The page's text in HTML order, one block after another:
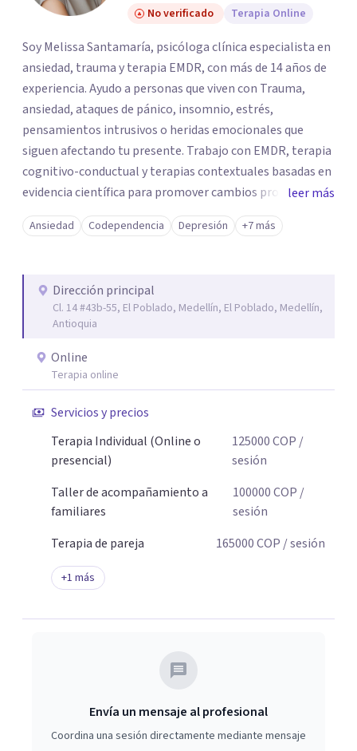
No verificado Terapia Online
Soy Melissa Santamaría, psicóloga clínica especialista en
ansiedad, trauma y terapia EMDR, con más de 14 años de
experiencia. Ayudo a personas que viven con Trauma,
ansiedad, ataques de pánico, insomnio, estrés,
pensamientos intrusivos o heridas emocionales que
siguen afectando tu presente. Trabajo con EMDR, terapia
cognitivo-conductual y terapias contextuales basadas en
evidencia científica para promover cambios profundos y
duraderos. Atiendo adultos, adolescentes, parejas y
familias de forma presencial en Medellín y online, en un
leer más
Ansiedad Codependencia Depresión +7 más
Dirección principal
Cl. 14 #43b-55, El Poblado, Medellín, El Poblado, Medellín,
Antioquia
Online
Terapia online
Servicios y precios
Terapia Individual (Online o
presencial)
125000COP /
sesión
Taller de acompañamiento a
familiares
100000COP /
sesión
Terapia de pareja
165000COP / sesión
+1 más
Envía un mensaje al profesional
Coordina una sesión directamente mediante mensaje